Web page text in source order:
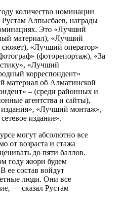
количество номинации
Алпысбаев, награды
Это «Лучший
материал), «Лучший
сюжет), «Лучший оператор»
(фоторепортаж), «За
«Лучший
корреспондент»
материал об Алматинской
– (среди районных и
агентства и сайты),
«Лучший монтаж»,
издание».
могут абсолютно все
от возраста и стажа
до пяти баллов.
году жюри будем
ее состав войдут
люди. Они все
— сказал Рустам